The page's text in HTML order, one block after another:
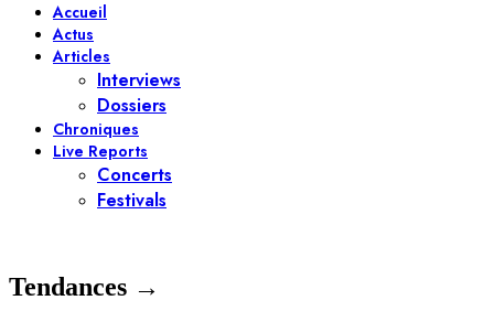
Accueil
Actus
Articles
Interviews
Dossiers
Chroniques
Live Reports
Concerts
Festivals
Tendances →